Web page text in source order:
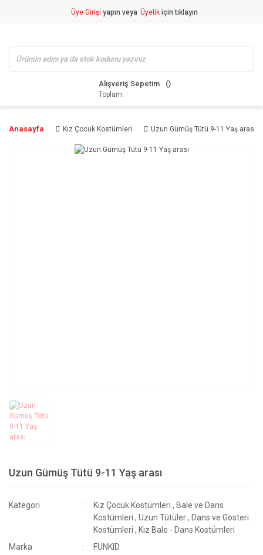
Üye Girişi yapın veya Üyelik için tıklayın
Alışveriş Sepetim
Toplam:
Anasayfa Kız Çocuk Kostümleri Uzun Gümüş Tütü 9-11 Yaş arası
Uzun Gümüş Tütü 9-11 Yaş arası
Kategori Kız Çocuk Kostümleri , Bale ve Dans
Kostümleri ,Uzun Tütüler , Dans ve Gösteri
Kostümleri , Kız Bale - Dans Kostümleri
Marka
FUNKID